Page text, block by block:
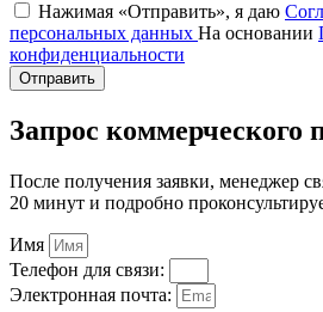
Нажимая «Отправить», я даю
персональных данных На основании
конфиденциальности
Отправить
Запрос коммерческого
После получения заявки, менеджер
20 минут и подробно
Имя
Телефон для связи:
Электронная почта: